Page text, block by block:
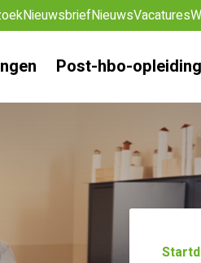
NieuwsbriefNieuwsVacatures
Post-hbo-